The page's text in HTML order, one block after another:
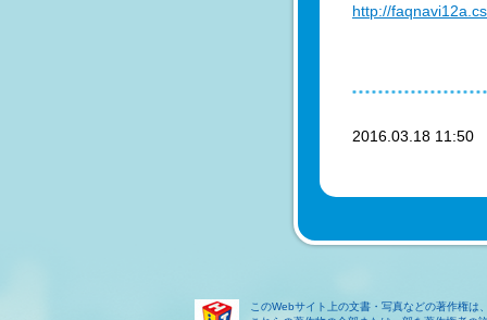
http://
2016.03.18
このWebサイト上の文書・写真などの著作権